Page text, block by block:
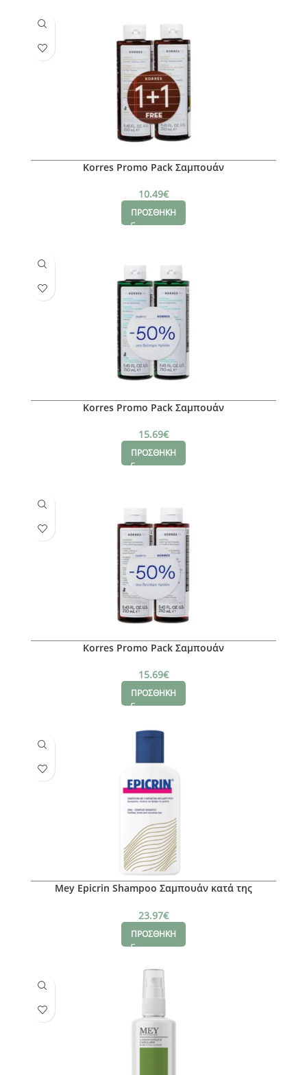
Korres Promo Pack Σαμπουάν
10.49€
ΠΡΟΣΘΗΚΗ
Korres Promo Pack Σαμπουάν
15.69€
ΠΡΟΣΘΗΚΗ
Korres Promo Pack Σαμπουάν
15.69€
ΠΡΟΣΘΗΚΗ
Mey Epicrin Shampoo Σαμπουάν κατά της
23.97€
ΠΡΟΣΘΗΚΗ